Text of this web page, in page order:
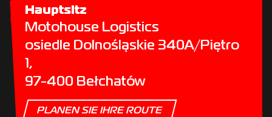
Hauptsitz
Motohouse Logistics
osiedle Dolnośląskie 340A/Piętro
1,
97-400 Bełchatów
PLANEN SIE IHRE ROUTE